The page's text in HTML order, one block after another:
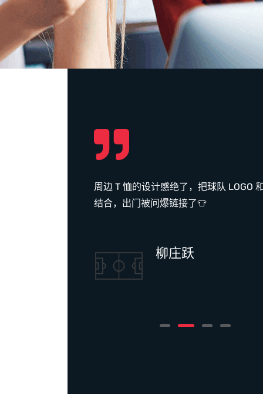
周边 T 恤的设计感绝了，把球队 LOGO
结合，出门被问爆链接了👕
柳庄跃